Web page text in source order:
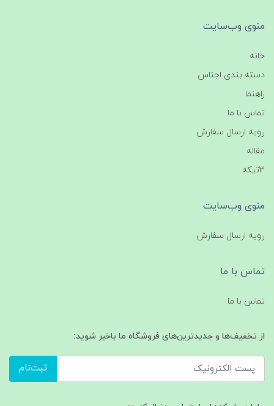
منوی وب‌سایت
خانه
دسته بندی اجناس
راهنما
تماس با ما
رویه ارسال سفارش
مقاله
3تیکه
منوی وب‌سایت
رویه ارسال سفارش
تماس با ما
تماس با ما
از تخفیف‌ها و جدیدترین‌های فروشگاه ما باخبر شوید:
ثبت‌نام